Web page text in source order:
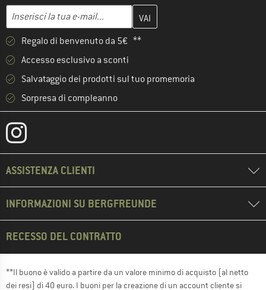
Indirizzo e-mail
Inserisci qui il tuo indirizzo e-mail e crea il tuo account cliente
Regalo di benvenuto da 5€ **
Accesso esclusivo a sconti
Salvataggio dei prodotti sul tuo promemoria
Sorpresa di compleanno
ASSISTENZA CLIENTI
INFORMAZIONI SU BERGFREUNDE
RECESSO DEL CONTRATTO
**Il buono è valido a partire da un valore minimo di acquisto (al netto
dei resi) di 40 euro. I buoni per la creazione di un account cliente si